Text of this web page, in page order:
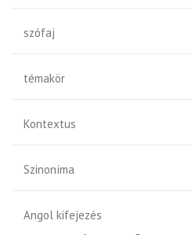
szófaj
témakör
Kontextus
Szinoníma
Angol kifejezés